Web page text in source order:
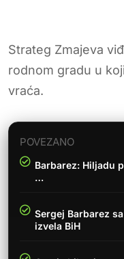
Strateg Zmajeva
rodnom gradu u
vraća.
POVEZANO
Barbarez: Hiljadu
…
Sergej Barbarez
izvela BiH